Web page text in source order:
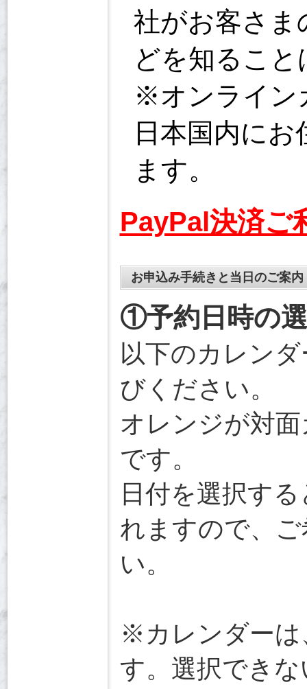
社がお客さま
どを知るこ
※オンライン
日本国内に
ます。
PayPal決済ご
お申込み手続きと当日のご案
①予約日時の
以下のカレン
びください。
オレンジが対
です。
日付を選択す
れますので、
い。
※カレンダーは
す。選択でき